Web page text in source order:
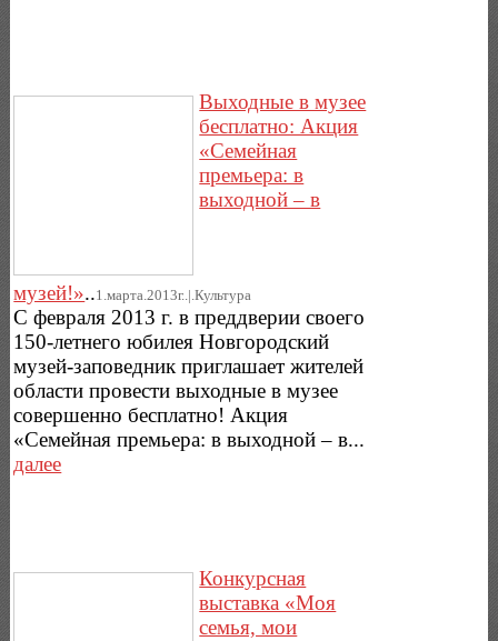
Выходные в музее
бесплатно: Акция
«Семейная
премьера: в
выходной – в
музей!»..1.марта.2013г..|.Культура
С февраля 2013 г. в преддверии своего
150-летнего юбилея Новгородский
музей-заповедник приглашает жителей
области провести выходные в музее
совершенно бесплатно! Акция
«Семейная премьера: в выходной – в...
далее
Конкурсная
выставка «Моя
семья, мои